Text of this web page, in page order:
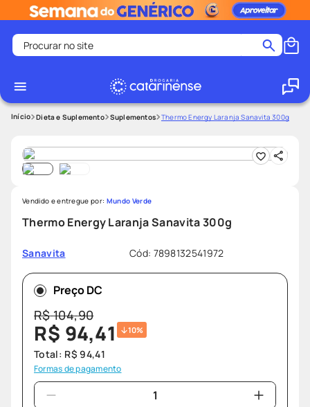
Procurar no site
1
2º
medley
4º
shampoo
6º
lenço umedecido
7 º
ozivy
8º
protetor solar
9º
fralda pampers
º teste gravidez
Dieta e Suplemento Suplementos Thermo Energy Laranja Sanavita 300g
Thermo Energy Laranja Sanavita 300g
Sanavita Cód: 7898132541972
Vendido e entregue por: Mundo Verde
Preço DC
R$104,90
R$ 94,41 10%
Total: R$ 94,41
Formas de pagamento